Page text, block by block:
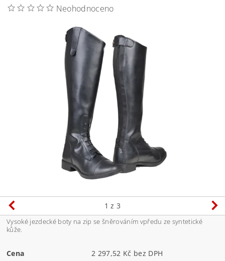
Neohodnoceno
1 z 3
Vysoké jezdecké boty na zip se šněrováním vpředu ze syntetické
kůže.
Cena 2 297,52 Kč bez DPH